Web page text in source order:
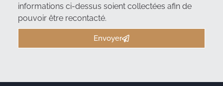
informations ci-dessus soient collectées afin de
pouvoir être recontacté.
Envoyer